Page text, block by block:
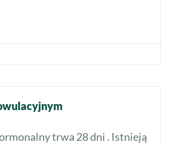
trwa 28 dni . Istnieją